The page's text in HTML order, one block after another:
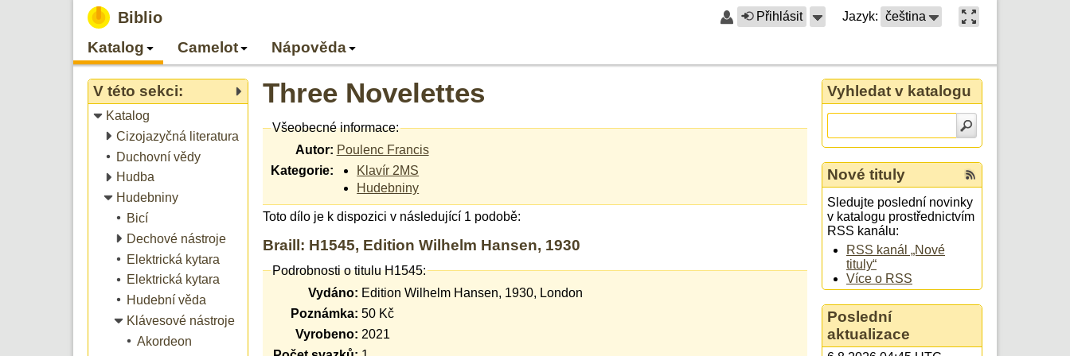
Biblio Přihlásit Jazyk: čeština
Katalog Camelot Nápověda
V této sekci:
Katalog
Cizojazyčná literatura
Duchovní vědy
Hudba
Hudebniny
Bicí
Dechové nástroje
Elektrická kytara
Elektrická kytara
Hudební věda
Klávesové nástroje
Akordeon
Three Novelettes
Všeobecné informace:
Autor: Poulenc Francis
Kategorie:
Klavír 2MS
Hudebniny
Toto dílo je k dispozici v následující 1 podobě:
Braill: H1545, Edition Wilhelm Hansen, 1930
Podrobnosti o titulu H1545:
Vydáno: Edition Wilhelm Hansen, 1930, London
Poznámka: 50 Kč
Vyrobeno: 2021
Vyhledat v katalogu
Nové tituly
Sledujte poslední novinky
v katalogu prostřednictvím
RSS kanálu:
RSS kanál „Nové
tituly“
Více o RSS
Poslední
aktualizace